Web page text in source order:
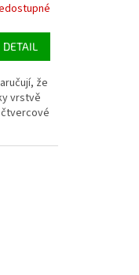
DETAIL
že
vrstvě
čtvercové